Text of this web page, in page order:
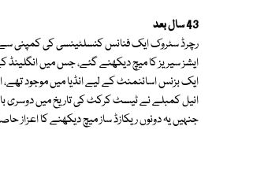
43 سال بعد
ایک بزنس اسائنمنٹ کے لیے انڈیا میں موجود تھے،
انیل کمبلے نے ٹیسٹ کرکٹ کی تاریخ میں دوسری
جنہیں یہ دونوں ریکازڈ ساز میچ دیکھنے کا اعزاز